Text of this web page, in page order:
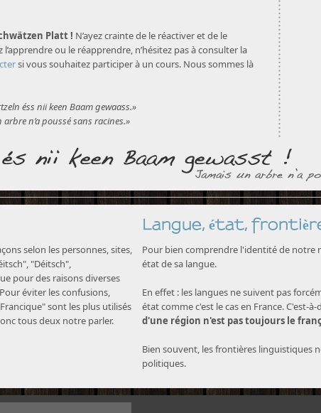
Platt ! N’ayez crainte de le réactiver et de le
ou le réapprendre, n’hésitez pas à consulter la
si vous souhaitez participer à un cours. Nous sommes là
éss nii keen Baam gewaass.»
arbre n’a poussé sans racines.»
selon les personnes, sites,
"Déitsch",
pour des raisons diverses
éviter les confusions,
sont les plus utilisés
tous deux notre parler.
Langue, état,
Pour bien comprendre l'identité de notre
état de sa langue.
En effet : les langues ne suivent pas
état comme c'est le cas en France. C'est-
d'une région n'est pas toujours le
Bien souvent, les frontières linguistiques
politiques.